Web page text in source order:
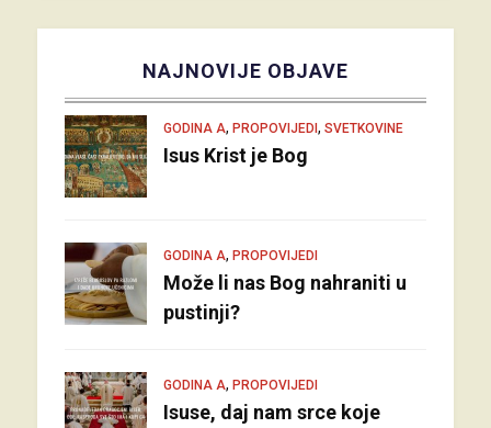
NAJNOVIJE OBJAVE
GODINA A, PROPOVIJEDI, SVETKOVINE
Isus Krist je Bog
GODINA A, PROPOVIJEDI
Može li nas Bog nahraniti u
pustinji?
GODINA A, PROPOVIJEDI
Isuse, daj nam srce koje